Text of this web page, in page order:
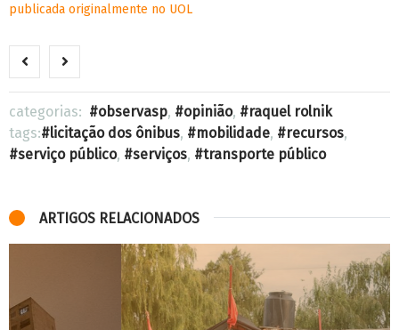
publicada originalmente no UOL
categorias: observasp, opinião,
raquel rolnik
tags:
licitação dos ônibus, mobilidade, recursos,
serviço público, serviços, transporte público
ARTIGOS RELACIONADOS